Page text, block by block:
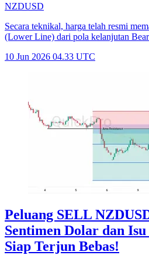
NZDUSD
Secara teknikal, harga telah resmi
(Lower Line) dari pola kelanjutan
10 Jun 2026 04.33 UTC
Peluang SELL
Sentimen Dolar dan
Siap Terjun Bebas!